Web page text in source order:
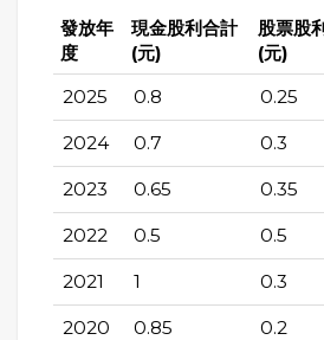
發放年
度
現金股利合計
(元)
股票股
(元)
2025 0.8 0.25
2024 0.7 0.3
2023 0.65 0.35
2022 0.5 0.5
2021 1 0.3
2020 0.85 0.2